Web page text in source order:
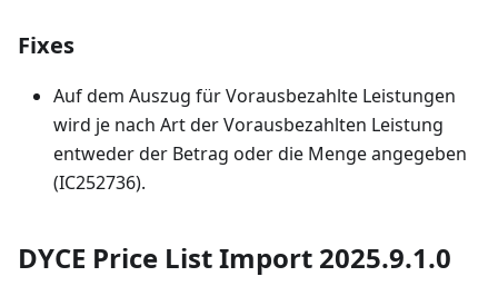
Fixes
Auf dem Auszug für Vorausbezahlte Leistungen
wird je nach Art der Vorausbezahlten Leistung
entweder der Betrag oder die Menge angegeben
(IC252736).
DYCE Price List Import 2025.9.1.0